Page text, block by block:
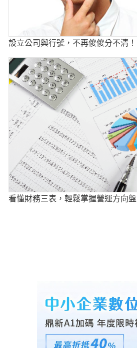
設立公司與行號，不再傻傻分不清！
看懂財務三表，輕鬆掌握營運方向盤